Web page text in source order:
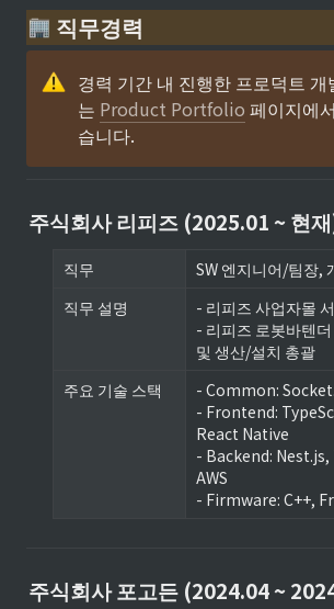
직무경력
경력 기간 내 진행한 프로덕트 개
는 Product Portfolio 페이지에
습니다.
주식회사 리피즈 (2025.01 ~ 현
직무
SW 엔지니어/팀장,
직무 설명
- 리피즈 사업자몰
- 리피즈 로봇바텐
및 생산/설치 총괄
주요 기술 스택
- Common:
- Frontend:
React Native
- Backend:
AWS
- Firmware: C++,
주식회사 포고든 (2024.04 ~